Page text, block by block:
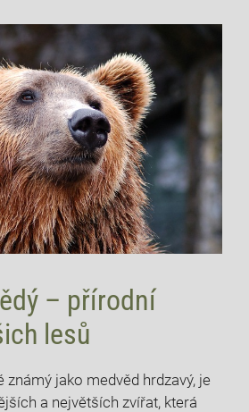
– přírodní
lesů
známý jako medvěd hrdzavý, je
a největších zvířat, která